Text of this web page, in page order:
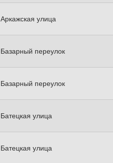
Аркажская улица
Базарный переулок
Базарный переулок
Батецкая улица
Батецкая улица